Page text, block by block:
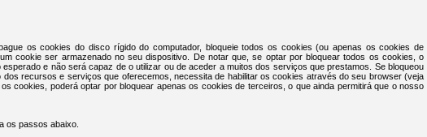
os cookies do disco rígido do computador, bloqueie todos os cookies (ou apenas os cookies de
cookie ser armazenado no seu dispositivo. De notar que, se optar por bloquear todos os cookies, o
e não será capaz de o utilizar ou de aceder a muitos dos serviços que prestamos. Se bloqueou
recursos e serviços que oferecemos, necessita de habilitar os cookies através do seu browser (veja
cookies, poderá optar por bloquear apenas os cookies de terceiros, o que ainda permitirá que o nosso
os passos abaixo.